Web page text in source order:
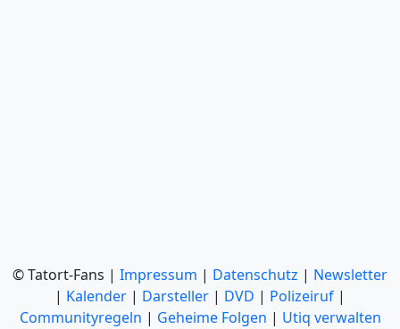
© Tatort-Fans | Impressum | Datenschutz | Newsletter
| Kalender | Darsteller | DVD | Polizeiruf |
Communityregeln | Geheime Folgen | Utiq verwalten